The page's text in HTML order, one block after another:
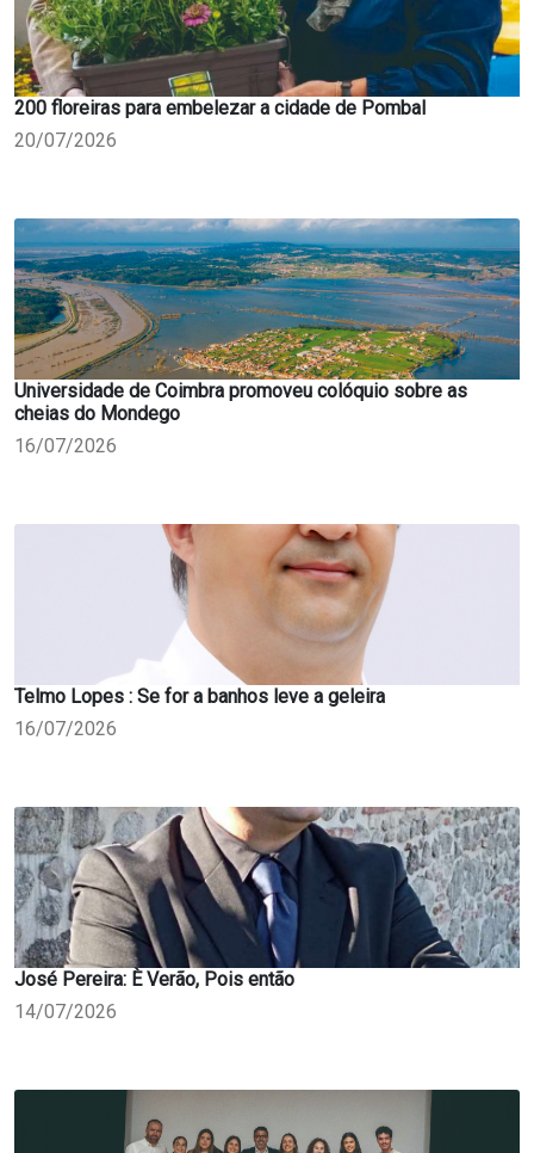
200 floreiras para embelezar a cidade de Pombal
20/07/2026
Universidade de Coimbra promoveu colóquio sobre as
cheias do Mondego
16/07/2026
Telmo Lopes : Se for a banhos leve a geleira
16/07/2026
José Pereira: È Verão, Pois então
14/07/2026